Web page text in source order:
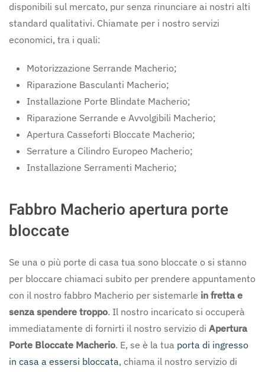
disponibili sul mercato, pur senza rinunciare ai nostri alti
standard qualitativi. Chiamate per i nostro servizi
economici, tra i quali:
Motorizzazione Serrande Macherio;
Riparazione Basculanti Macherio;
Installazione Porte Blindate Macherio;
Riparazione Serrande e Avvolgibili Macherio;
Apertura Casseforti Bloccate Macherio;
Serrature a Cilindro Europeo Macherio;
Installazione Serramenti Macherio;
Fabbro Macherio apertura porte
bloccate
Se una o più porte di casa tua sono bloccate o si stanno
per bloccare chiamaci subito per prendere appuntamento
con il nostro fabbro Macherio per sistemarle in fretta e
senza spendere troppo. Il nostro incaricato si occuperà
immediatamente di fornirti il nostro servizio di Apertura
Porte Bloccate Macherio. E, se è la tua porta di ingresso
in casa a essersi bloccata, chiama il nostro servizio di